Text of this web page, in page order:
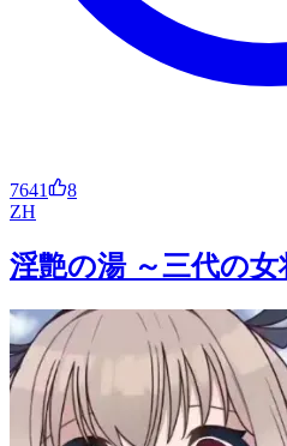
7641
8
ZH
淫艶の湯 ～三代の女